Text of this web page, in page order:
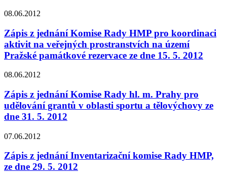
08.06.2012
Zápis z jednání Komise Rady HMP pro koordinaci
aktivit na veřejných prostranstvích na území
Pražské památkové rezervace ze dne 15. 5. 2012
08.06.2012
Zápis z jednání Komise Rady hl. m. Prahy pro
udělování grantů v oblasti sportu a tělovýchovy ze
dne 31. 5. 2012
07.06.2012
Zápis z jednání Inventarizační komise Rady HMP,
ze dne 29. 5. 2012